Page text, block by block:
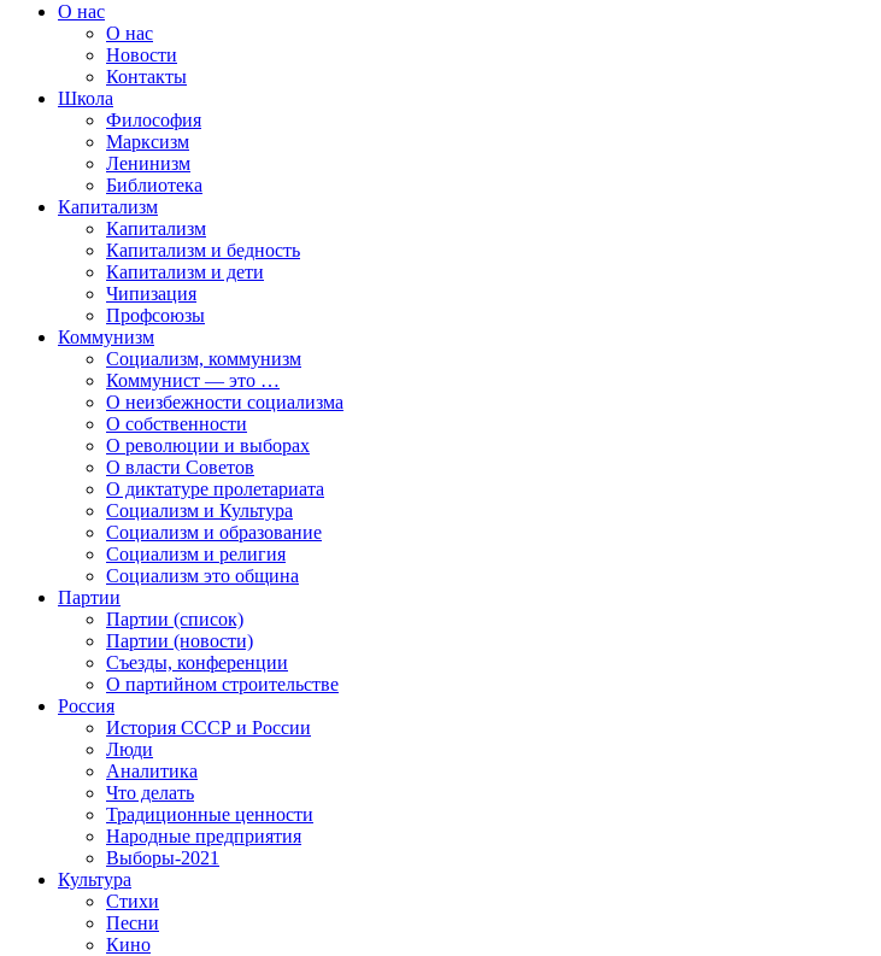
О нас
О нас
Новости
Контакты
Школа
Философия
Марксизм
Ленинизм
Библиотека
Капитализм
Капитализм
Капитализм и бедность
Капитализм и дети
Чипизация
Профсоюзы
Коммунизм
Социализм, коммунизм
Коммунист — это …
О неизбежности социализма
О собственности
О революции и выборах
О власти Советов
О диктатуре пролетариата
Социализм и Культура
Социализм и образование
Социализм и религия
Социализм это община
Партии
Партии (список)
Партии (новости)
Съезды, конференции
О партийном строительстве
Россия
История СССР и России
Люди
Аналитика
Что делать
Традиционные ценности
Народные предприятия
Выборы-2021
Культура
Стихи
Песни
Кино